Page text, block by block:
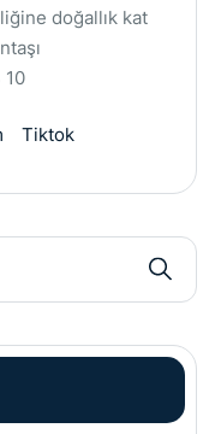
doğallık kat
Tiktok